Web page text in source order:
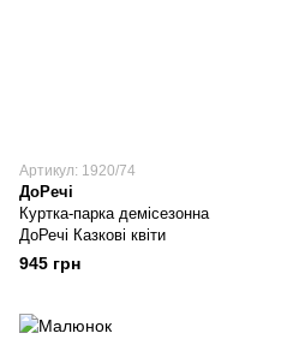
Артикул: 1920/74
ДоРечі
Куртка-парка демісезонна
ДоРечі Казкові квіти
945 грн